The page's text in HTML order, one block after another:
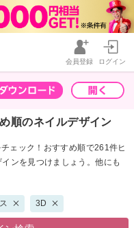
会員登録 ログイン
順のネイルデザイン
ェック！おすすめ順で261件ヒ
ンを見つけましょう。他にも
3D